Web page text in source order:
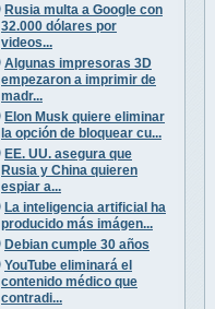
Rusia multa a Google con
32.000 dólares por
videos...
Algunas impresoras 3D
empezaron a imprimir de
madr...
Elon Musk quiere eliminar
la opción de bloquear cu...
EE. UU. asegura que
Rusia y China quieren
espiar a...
La inteligencia artificial ha
producido más imágen...
Debian cumple 30 años
YouTube eliminará el
contenido médico que
contradi...